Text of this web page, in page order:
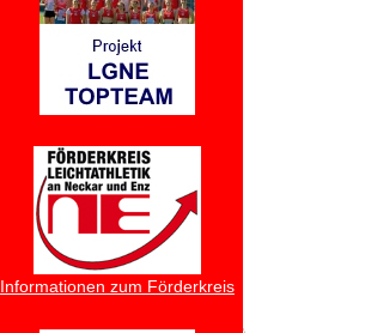
Informationen zum Förderkreis